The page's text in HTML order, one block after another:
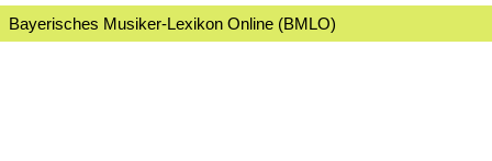
Bayerisches Musiker-Lexikon Online (BMLO)